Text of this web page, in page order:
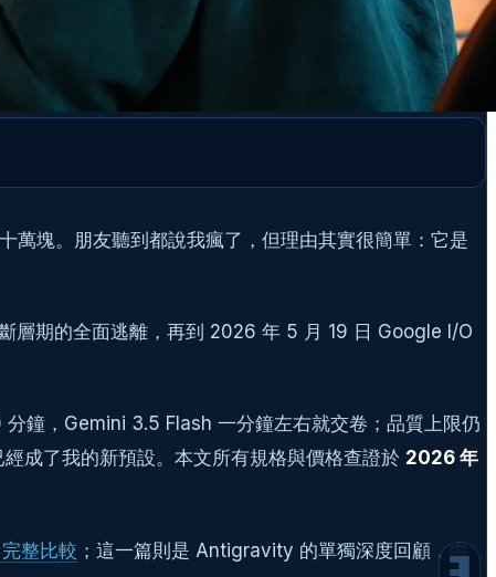
塊。朋友聽到都說我瘋了，但理由其實很簡單：它是
層期的全面逃離，再到 2026 年 5 月 19 日 Google I/O
分鐘，Gemini 3.5 Flash 一分鐘左右就交卷；品質上限仍
成了我的新預設。本文所有規格與價格查證於 2026 年
整比較 ；這一篇則是 Antigravity 的單獨深度回顧，由
Claude 跑 10 分鐘的任務，Flash 一分鐘交
卷：4 倍速是什麼概念
Google AI 訂閱方案總表（台灣價格，